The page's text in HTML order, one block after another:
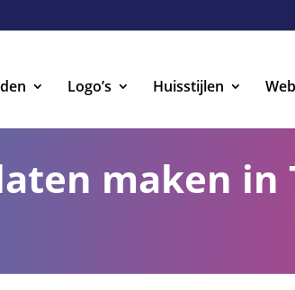
Logo’s Huisstijlen
maken